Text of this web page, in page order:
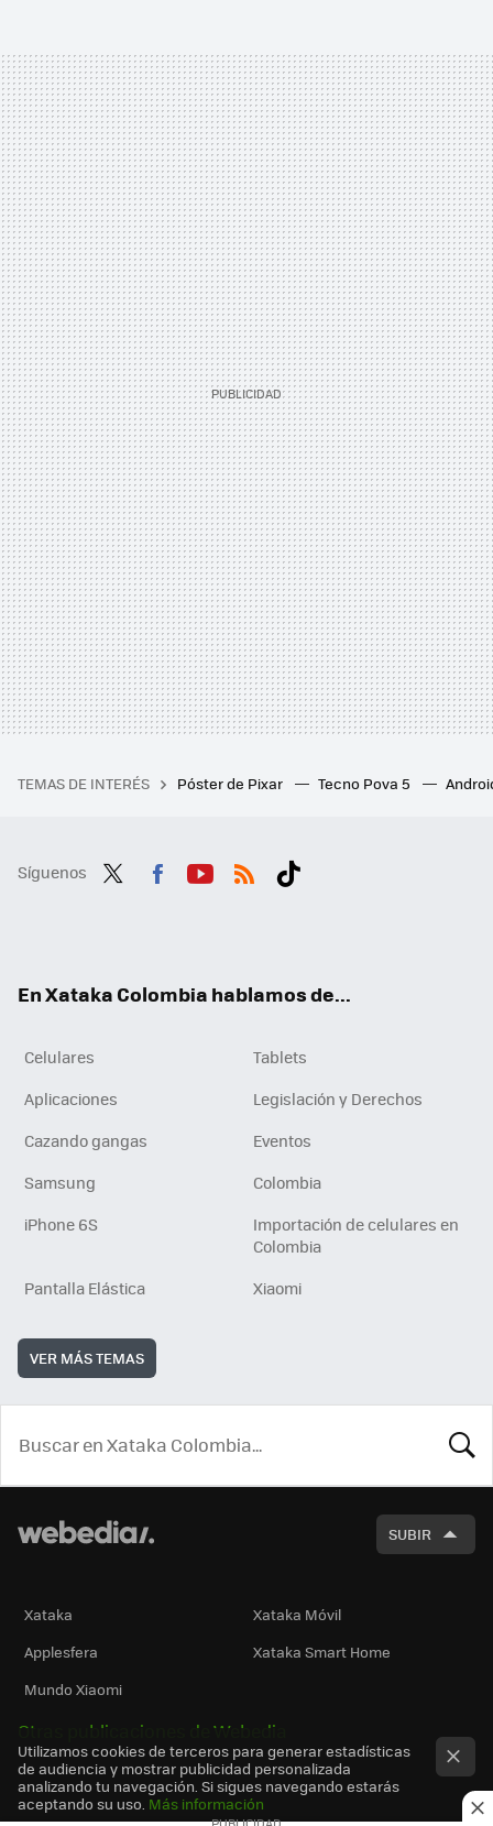
TEMAS DE INTERÉS Póster de Pixar Tecno Pova 5
Síguenos
En Xataka Colombia hablamos de...
Celulares
Tablets
Aplicaciones
Legislación y Derechos
Cazando gangas
Eventos
Samsung
Colombia
iPhone 6S
Importación de celulares en
Colombia
Pantalla Elástica
Xiaomi
VER MÁS TEMAS
SUBIR
Xataka
Xataka Móvil
Applesfera
Xataka Smart Home
Mundo Xiaomi
Otras publicaciones de Webedia
Utilizamos cookies de terceros para generar estadísticas
de audiencia y mostrar publicidad personalizada
analizando tu navegación. Si sigues navegando estarás
aceptando su uso. Más información